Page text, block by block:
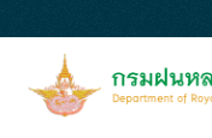
to